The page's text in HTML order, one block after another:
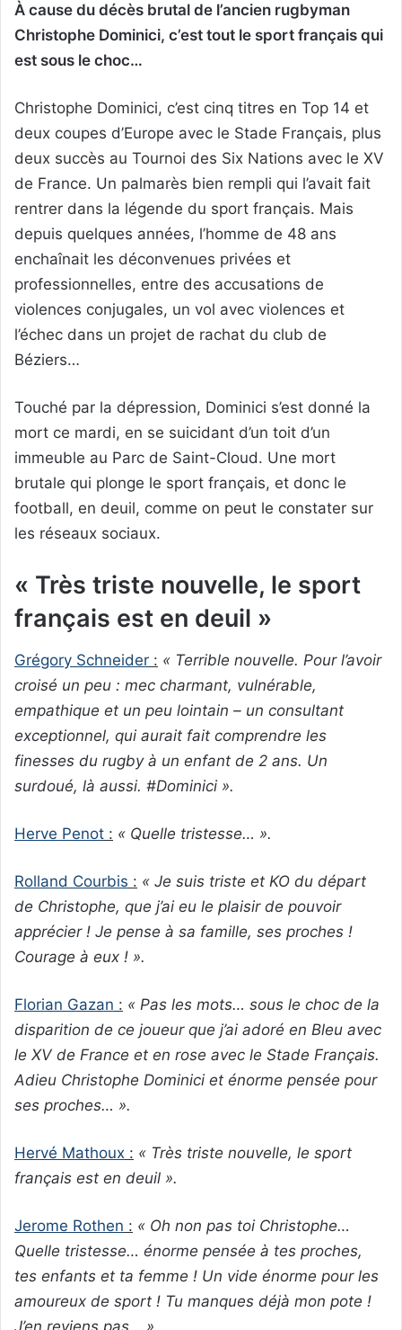
À cause du décès brutal de l’ancien rugbyman
Christophe Dominici, c’est tout le sport français qui
est sous le choc…
Christophe Dominici, c’est cinq titres en Top 14 et
deux coupes d’Europe avec le Stade Français, plus
deux succès au Tournoi des Six Nations avec le XV
de France. Un palmarès bien rempli qui l’avait fait
rentrer dans la légende du sport français. Mais
depuis quelques années, l’homme de 48 ans
enchaînait les déconvenues privées et
professionnelles, entre des accusations de
violences conjugales, un vol avec violences et
l’échec dans un projet de rachat du club de
Béziers…
Touché par la dépression, Dominici s’est donné la
mort ce mardi, en se suicidant d’un toit d’un
immeuble au Parc de Saint-Cloud. Une mort
brutale qui plonge le sport français, et donc le
football, en deuil, comme on peut le constater sur
les réseaux sociaux.
« Très triste nouvelle, le sport
français est en deuil »
Grégory Schneider : « Terrible nouvelle. Pour l’avoir
croisé un peu : mec charmant, vulnérable,
empathique et un peu lointain – un consultant
exceptionnel, qui aurait fait comprendre les
finesses du rugby à un enfant de 2 ans. Un
surdoué, là aussi. #Dominici ».
Herve Penot : « Quelle tristesse… ».
Rolland Courbis : « Je suis triste et KO du départ
de Christophe, que j’ai eu le plaisir de pouvoir
apprécier ! Je pense à sa famille, ses proches !
Courage à eux ! ».
Florian Gazan : « Pas les mots… sous le choc de la
disparition de ce joueur que j’ai adoré en Bleu avec
le XV de France et en rose avec le Stade Français.
Adieu Christophe Dominici et énorme pensée pour
ses proches… ».
Hervé Mathoux : « Très triste nouvelle, le sport
français est en deuil ».
Jerome Rothen : « Oh non pas toi Christophe…
Quelle tristesse… énorme pensée à tes proches,
tes enfants et ta femme ! Un vide énorme pour les
amoureux de sport ! Tu manques déjà mon pote !
J’en reviens pas… ».